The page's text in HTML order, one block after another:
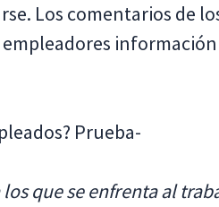
Los comentarios de
Prueba-
que se enfrenta al